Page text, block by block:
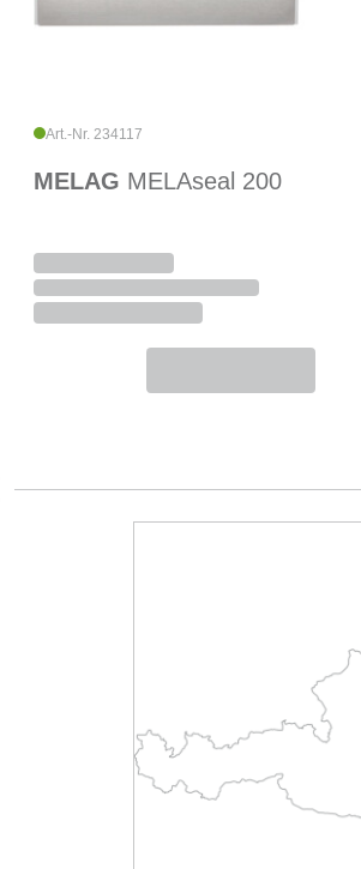
Art.-Nr. 234117
MELAG MELAseal 200